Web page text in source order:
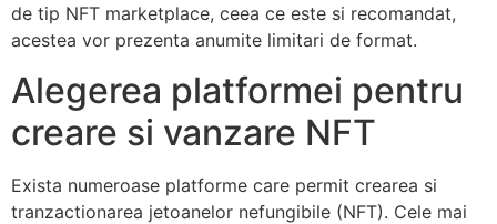
de tip NFT marketplace, ceea ce este si recomandat,
acestea vor prezenta anumite limitari de format.
Alegerea platformei pentru
creare si vanzare NFT
Exista numeroase platforme care permit crearea si
tranzactionarea jetoanelor nefungibile (NFT). Cele mai